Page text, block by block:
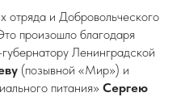
отряда и Добровольческого
произошло благодаря
Ленинградской
(позывной «Мир») и
питания» Сергею